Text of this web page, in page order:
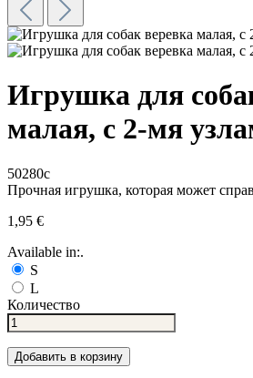
Игрушка для
малая, с 2-мя
50280c
Прочная игрушка, которая может
1,95 €
Available in:.
S
L
Количество
Добавить в корзину